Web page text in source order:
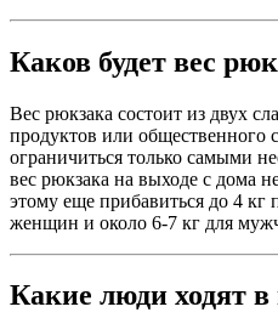
Каков будет вес
Вес рюкзака состоит из двух
продуктов или общественного
ограничиться только самыми
вес рюкзака на выходе с дома
этому еще прибавиться до 4 кг
женщин и около 6-7 кг для
Какие люди ходят в